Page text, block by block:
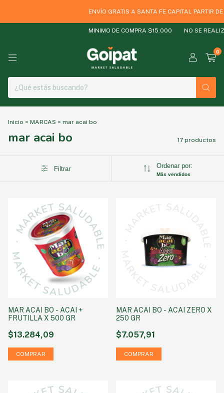
ENVÍO GRATIS A SANTA FE CAPITAL PARTIR DE
MINIMO DE COMPRA $15.000 NO SE
0
Inicio > MARCAS > mar acai bo
mar acai bo 17 productos
Filtrar Ordenar por:
Más vendidos
MAR ACAI BO - ACAI +
FRUTILLA X 500 GR
$13.284,09
MAR ACAI BO - ACAI ZERO X
250 GR
$7.057,91